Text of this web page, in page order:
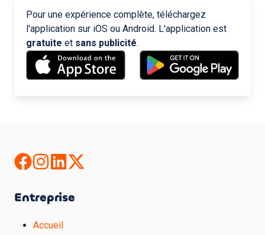
Pour une expérience complète, téléchargez
l'application sur iOS ou Android. L'application est
gratuite et sans publicité.
Entreprise
Accueil